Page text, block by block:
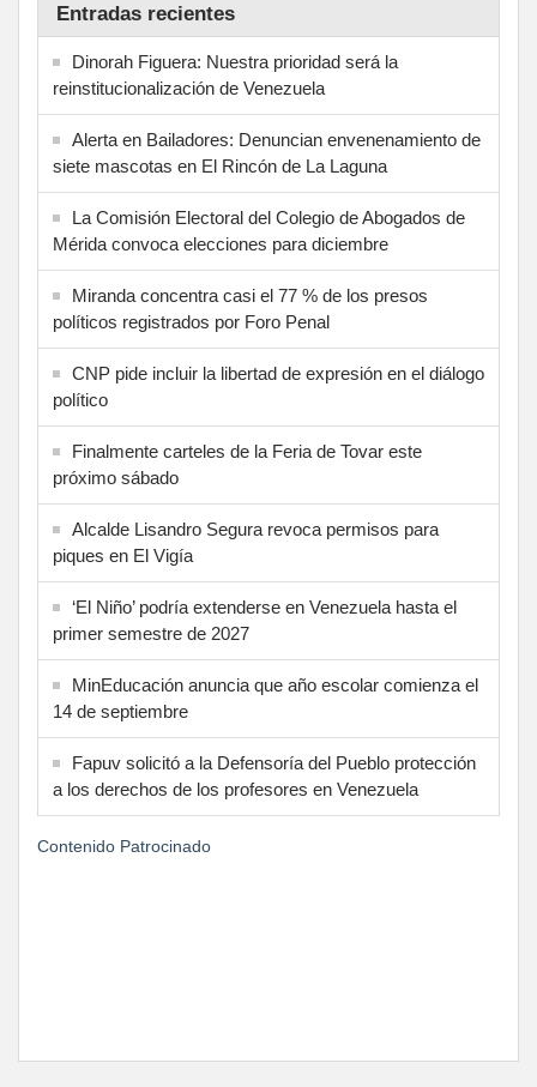
Entradas recientes
Dinorah Figuera: Nuestra prioridad será la
reinstitucionalización de Venezuela
Alerta en Bailadores: Denuncian envenenamiento de
siete mascotas en El Rincón de La Laguna
La Comisión Electoral del Colegio de Abogados de
Mérida convoca elecciones para diciembre
Miranda concentra casi el 77 % de los presos
políticos registrados por Foro Penal
CNP pide incluir la libertad de expresión en el diálogo
político
Finalmente carteles de la Feria de Tovar este
próximo sábado
Alcalde Lisandro Segura revoca permisos para
piques en El Vigía
‘El Niño’ podría extenderse en Venezuela hasta el
primer semestre de 2027
MinEducación anuncia que año escolar comienza el
14 de septiembre
Fapuv solicitó a la Defensoría del Pueblo protección
a los derechos de los profesores en Venezuela
Contenido Patrocinado